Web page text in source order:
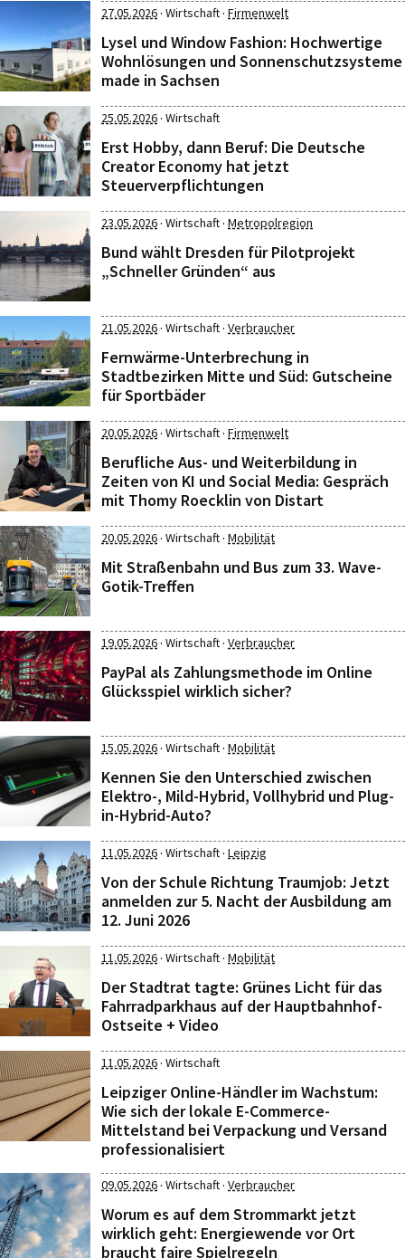
27.05.2026· Wirtschaft· Firmenwelt
Lysel und Window Fashion: Hochwertige
Wohnlösungen und Sonnenschutzsysteme
made in Sachsen
25.05.2026· Wirtschaft
Erst Hobby, dann Beruf: Die Deutsche
Creator Economy hat jetzt
Steuerverpflichtungen
23.05.2026· Wirtschaft· Metropolregion
Bund wählt Dresden für Pilotprojekt
„Schneller Gründen“ aus
21.05.2026· Wirtschaft· Verbraucher
Fernwärme-Unterbrechung in
Stadtbezirken Mitte und Süd: Gutscheine
für Sportbäder
20.05.2026· Wirtschaft· Firmenwelt
Berufliche Aus- und Weiterbildung in
Zeiten von KI und Social Media: Gespräch
mit Thomy Roecklin von Distart
20.05.2026· Wirtschaft· Mobilität
Mit Straßenbahn und Bus zum 33. Wave-
Gotik-Treffen
19.05.2026· Wirtschaft· Verbraucher
PayPal als Zahlungsmethode im Online
Glücksspiel wirklich sicher?
15.05.2026· Wirtschaft· Mobilität
Kennen Sie den Unterschied zwischen
Elektro-, Mild-Hybrid, Vollhybrid und Plug-
in-Hybrid-Auto?
11.05.2026· Wirtschaft· Leipzig
Von der Schule Richtung Traumjob: Jetzt
anmelden zur 5. Nacht der Ausbildung am
12. Juni 2026
11.05.2026· Wirtschaft· Mobilität
Der Stadtrat tagte: Grünes Licht für das
Fahrradparkhaus auf der Hauptbahnhof-
Ostseite + Video
11.05.2026· Wirtschaft
Leipziger Online-Händler im Wachstum:
Wie sich der lokale E-Commerce-
Mittelstand bei Verpackung und Versand
professionalisiert
09.05.2026· Wirtschaft· Verbraucher
Worum es auf dem Strommarkt jetzt
wirklich geht: Energiewende vor Ort
braucht faire Spielregeln